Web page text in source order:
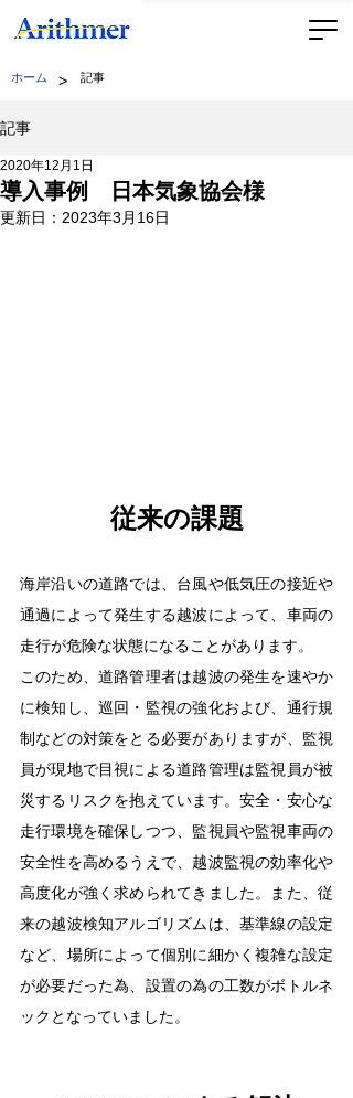
ホーム > 記事
記事
導入事例 日本気象協会様
2020年12月1日
更新日： 2023年3月16日
従来の課題
海岸沿いの道路では、台風や低気圧の接近や
通過によって発生する越波によって、車両の
走行が危険な状態になることがあります。
このため、道路管理者は越波の発生を速やか
に検知し、巡回・監視の強化および、通行規
制などの対策をとる必要がありますが、監視
員が現地で目視による道路管理は監視員が被
災するリスクを抱えています。安全・安心な
走行環境を確保しつつ、監視員や監視車両の
安全性を高めるうえで、越波監視の効率化や
高度化が強く求められてきました。また、従
来の越波検知アルゴリズムは、基準線の設定
など、場所によって個別に細かく複雑な設定
が必要だった為、設置の為の工数がボトルネ
ックとなっていました。